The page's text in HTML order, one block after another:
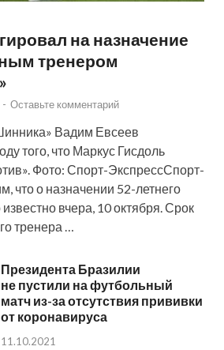
на назначение
тренером
- Оставьте комментарий
Вадим Евсеев
того, что Маркус Гисдоль
Фото: Спорт-ЭкспрессСпорт-
что о назначении 52-летнего
вчера, 10 октября. Срок
тренера …
Президента Бразилии
не пустили на футбольный
матч из-за отсутствия прививки
от коронавируса
11.10.2021